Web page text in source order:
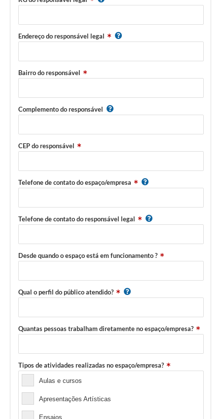
Endereço do responsável legal
Bairro do responsável
Complemento do responsável
CEP do responsável
Telefone de contato do espaço/empresa
Telefone de contato do responsável legal
Desde quando o espaço está em funcionamento ?
Qual o perfil do público atendido?
Quantas pessoas trabalham diretamente no espaço/empresa?
Tipos de atividades realizadas no espaço/empresa?
Aulas e cursos
Apresentações Artísticas
Ensaios